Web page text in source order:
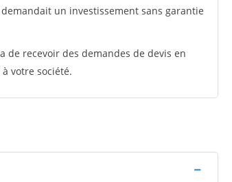
un investissement sans garantie
de recevoir des demandes de devis en
votre société.